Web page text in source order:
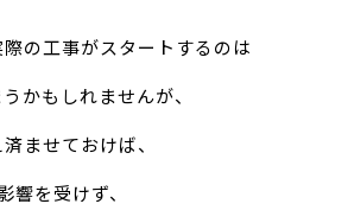
の工事がスタートするのは
かもしれませんが、
ませておけば、
響を受けず、